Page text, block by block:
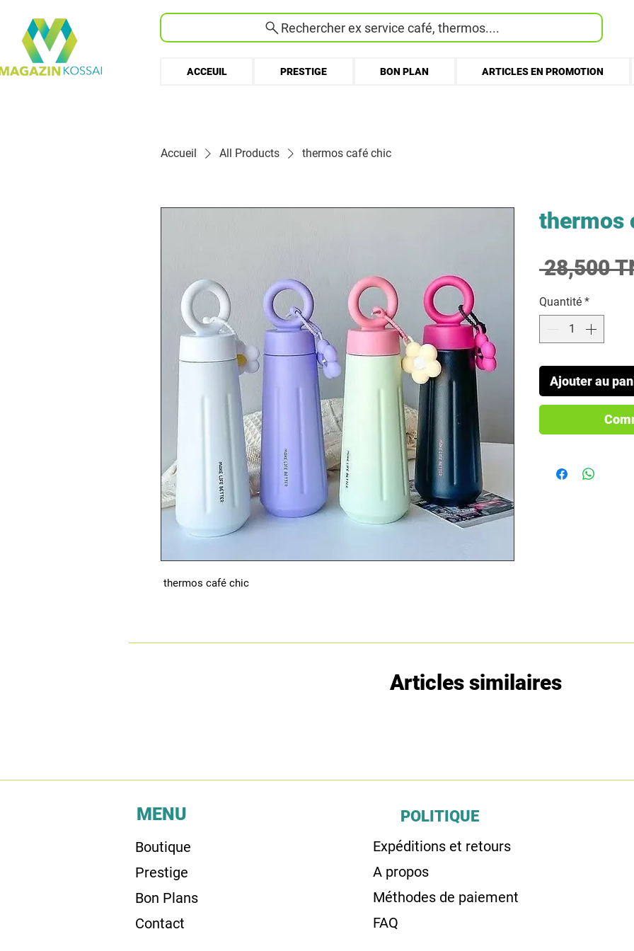
Rechercher ex service café, thermos....
ACCEUIL PRESTIGE BON PLAN ARTICLES EN PROMOTION
Accueil All Products thermos café chic
thermos café chic
thermos
28,500
Quantité *
Ajouter au
Articles similaires
MENU
Boutique
Prestige
Bon Plans
Contact
POLITIQUE
Expéditions et retours
A propos
Méthodes de paiement
FAQ